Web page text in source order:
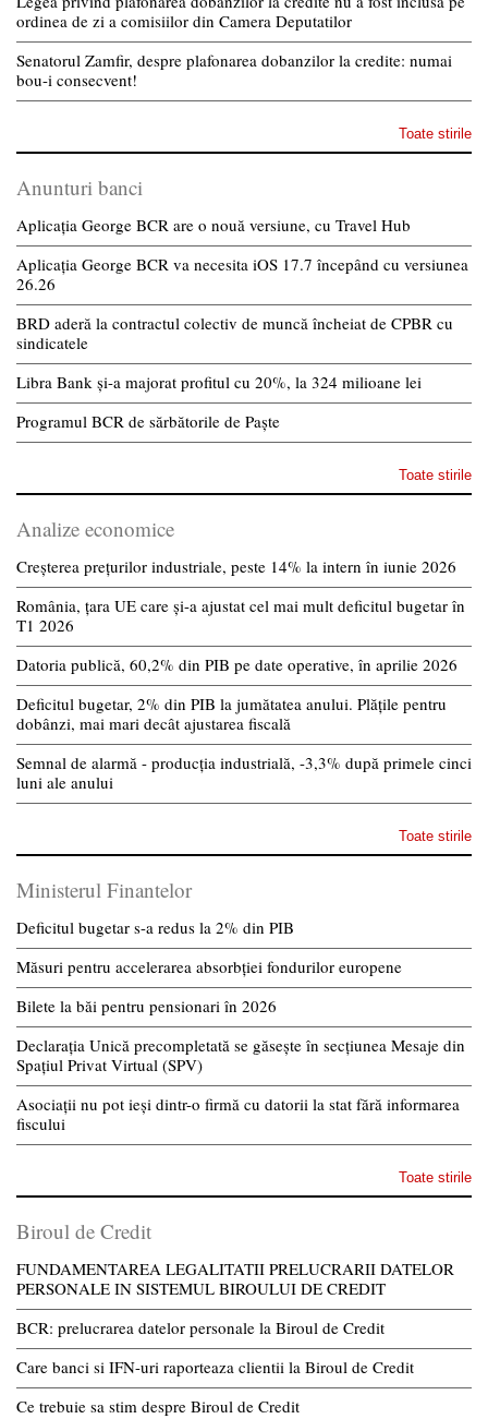
ordinea de zi a comisiilor din Camera Deputatilor
Senatorul Zamfir, despre plafonarea dobanzilor la credite: numai
bou-i consecvent!
Toate stirile
Anunturi banci
Aplicația George BCR are o nouă versiune, cu Travel Hub
Aplicația George BCR va necesita iOS 17.7 începând cu versiunea
26.26
BRD aderă la contractul colectiv de muncă încheiat de CPBR cu
sindicatele
Libra Bank și-a majorat profitul cu 20%, la 324 milioane lei
Programul BCR de sărbătorile de Paște
Toate stirile
Analize economice
Creșterea prețurilor industriale, peste 14% la intern în iunie 2026
România, țara UE care și-a ajustat cel mai mult deficitul bugetar în
T1 2026
Datoria publică, 60,2% din PIB pe date operative, în aprilie 2026
Deficitul bugetar, 2% din PIB la jumătatea anului. Plățile pentru
dobânzi, mai mari decât ajustarea fiscală
Semnal de alarmă - producția industrială, -3,3% după primele cinci
luni ale anului
Toate stirile
Ministerul Finantelor
Deficitul bugetar s-a redus la 2% din PIB
Măsuri pentru accelerarea absorbției fondurilor europene
Bilete la băi pentru pensionari în 2026
Declarația Unică precompletată se găsește în secțiunea Mesaje din
Spațiul Privat Virtual (SPV)
Asociații nu pot ieși dintr-o firmă cu datorii la stat fără informarea
fiscului
Toate stirile
Biroul de Credit
FUNDAMENTAREA LEGALITATII PRELUCRARII DATELOR
PERSONALE IN SISTEMUL BIROULUI DE CREDIT
BCR: prelucrarea datelor personale la Biroul de Credit
Care banci si IFN-uri raporteaza clientii la Biroul de Credit
Ce trebuie sa stim despre Biroul de Credit